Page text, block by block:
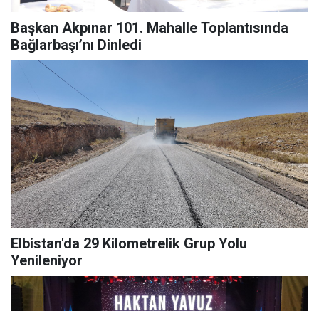
Başkan Akpınar 101. Mahalle Toplantısında
Bağlarbaşı’nı Dinledi
Elbistan'da 29 Kilometrelik Grup Yolu
Yenileniyor